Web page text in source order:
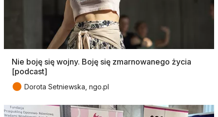
Nie boję się wojny. Boję się zmarnowanego życia
[podcast]
● Dorota Setniewska, ngo.pl